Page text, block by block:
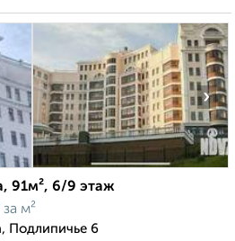
›
91м², 6/9 этаж
за м²
Подлипичье 6